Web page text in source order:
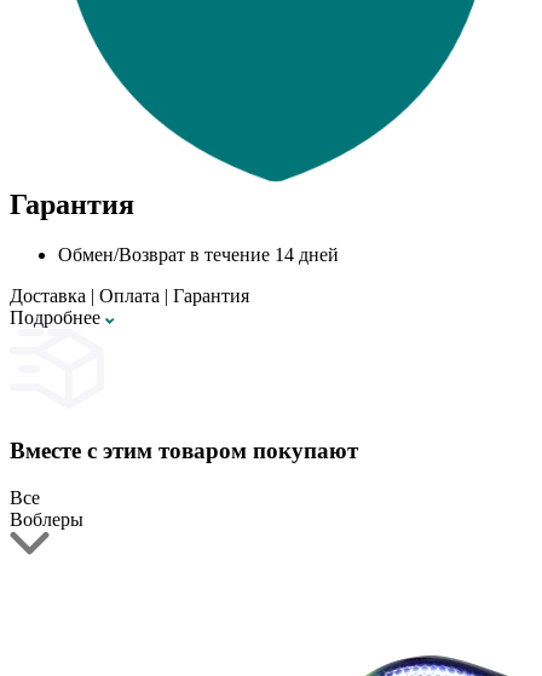
Гарантия
Обмен/Возврат в течение 14 дней
Доставка | Оплата | Гарантия
Подробнее
Вместе с этим товаром покупают
Все
Воблеры